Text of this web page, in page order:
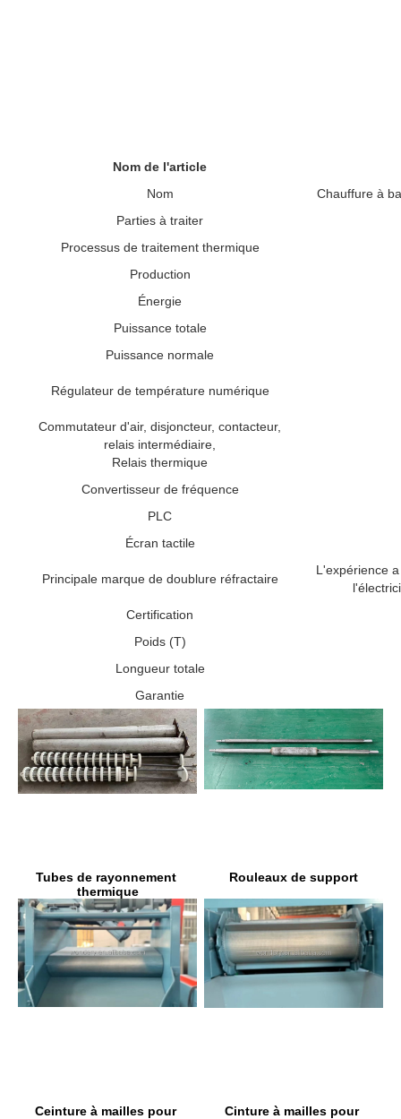
Nom de l'article
Nom
Chauffure à
Parties à traiter
Processus de traitement thermique
Production
Énergie
Puissance totale
Puissance normale
Régulateur de température numérique
Commutateur d'air, disjoncteur, contacteur,
relais intermédiaire,
Relais thermique
Convertisseur de fréquence
PLC
Écran tactile
Principale marque de doublure réfractaire
L'expérience
Certification
Poids (T)
Longueur totale
Garantie
Tubes de rayonnement
thermique
Rouleaux de support
Ceinture à mailles pour
Cinture à mailles pour